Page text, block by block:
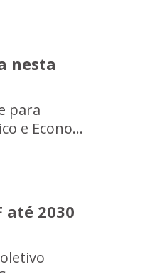
nesta
para
e Econo...
até 2030